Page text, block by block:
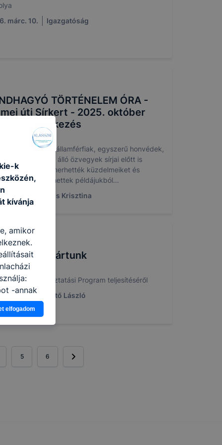
márc. 10.
Igazgatóság
TÖRTÉNELEM ÓRA -
úti Sírkert - 2025. október
i megemlékezés
hatalmas államférfiak, egyszerű honvédek,
helyt álló özvegyek sírjai előtt is
megismerhették küzdelmeiket és
erőt meríthettek példájukból...
okt. 5.
Sianos Krisztina
jártunk
a Diákutaztatási Program teljesítéséről
márc. 18.
Pető László
5 6
k
kívánja
amikor
-annak
ha
és hogyan
elfogadom